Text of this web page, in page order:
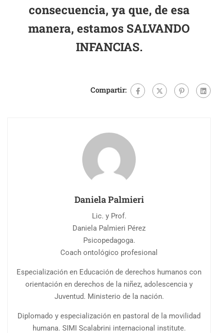
consecuencia, ya que, de esa
manera, estamos SALVANDO
INFANCIAS.
Compartir:
Daniela Palmieri
Lic. y Prof.
Daniela Palmieri Pérez
Psicopedagoga.
Coach ontológico profesional
Especialización en Educación de derechos humanos con
orientación en derechos de la niñez, adolescencia y
Juventud. Ministerio de la nación.
Diplomado y especialización en pastoral de la movilidad
humana. SIMI Scalabrini internacional institute.